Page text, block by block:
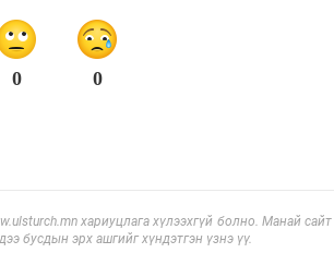
0 0
хариуцлага хүлээхгүй болно. Манай
бусдын эрх ашгийг хүндэтгэн үзнэ үү.